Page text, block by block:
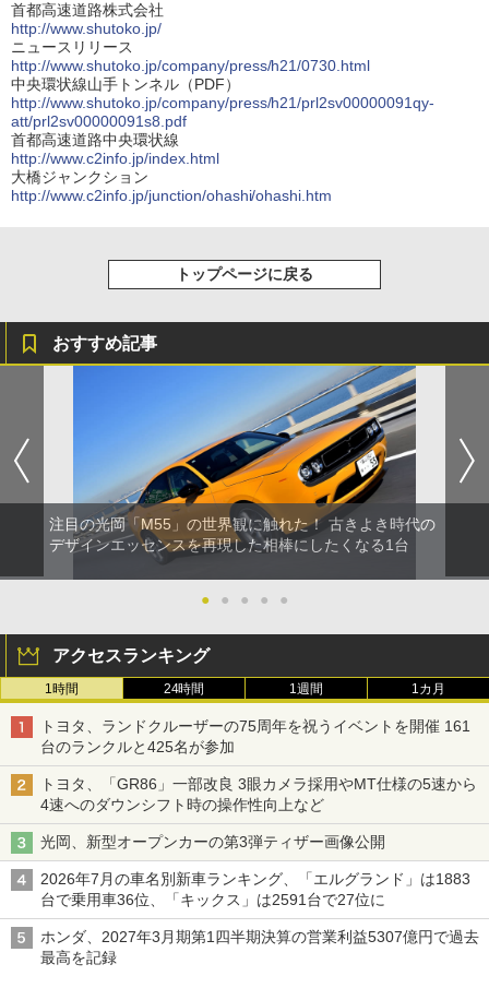
首都高速道路株式会社
http://www.shutoko.jp/
ニュースリリース
http://www.shutoko.jp/company/press/h21/0730.html
中央環状線山手トンネル（PDF）
http://www.shutoko.jp/company/press/h21/prl2sv00000091qy-
att/prl2sv00000091s8.pdf
首都高速道路中央環状線
http://www.c2info.jp/index.html
大橋ジャンクション
http://www.c2info.jp/junction/ohashi/ohashi.htm
トップページに戻る
おすすめ記事
注目の光岡「M55」の世界観に触れた！ 古きよき時代の
デザインエッセンスを再現した相棒にしたくなる1台
● ● ● ● ●
アクセスランキング
1時間 24時間 1週間 1カ月
トヨタ、ランドクルーザーの75周年を祝うイベントを開催 161
台のランクルと425名が参加
トヨタ、「GR86」一部改良 3眼カメラ採用やMT仕様の5速から
4速へのダウンシフト時の操作性向上など
光岡、新型オープンカーの第3弾ティザー画像公開
2026年7月の車名別新車ランキング、「エルグランド」は1883
台で乗用車36位、「キックス」は2591台で27位に
ホンダ、2027年3月期第1四半期決算の営業利益5307億円で過去
最高を記録